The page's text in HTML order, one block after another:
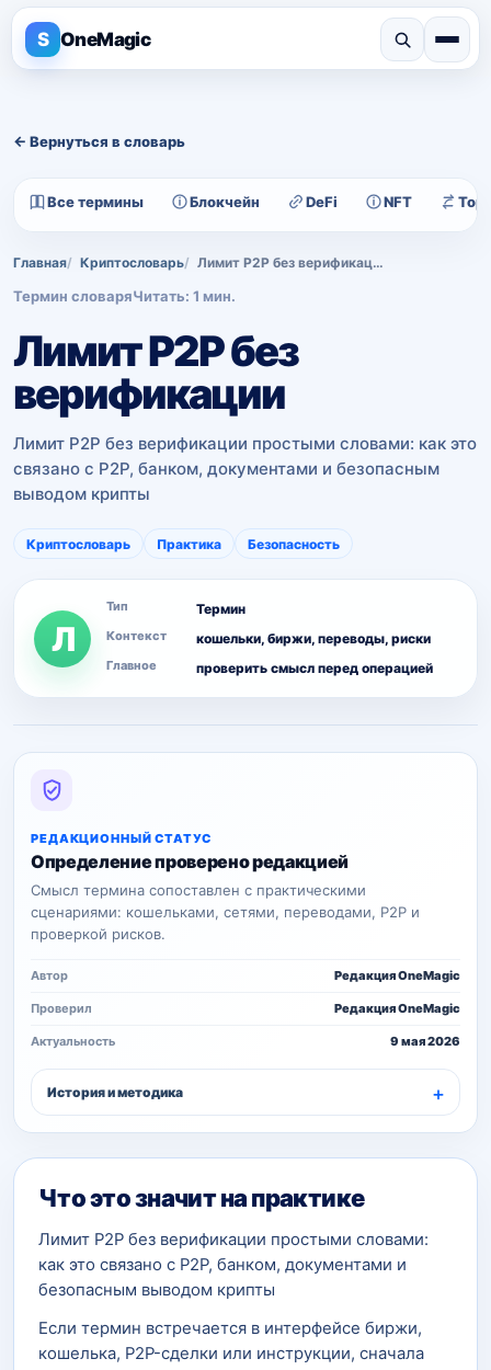
S OneMagic
← Вернуться в словарь
Все термины Блокчейн DeFi NFT
Главная Криптословарь Лимит P2P без верификации
Термин словаряЧитать: 1 мин.
Лимит P2P без
верификации
Лимит P2P без верификации простыми словами: как это
связано с P2P, банком, документами и безопасным
выводом крипты
Криптословарь Практика Безопасность
Л
Тип Термин
Контекст кошельки, биржи, переводы, риски
Главное проверить смысл перед операцией
РЕДАКЦИОННЫЙ СТАТУС
Определение проверено редакцией
Смысл термина сопоставлен с практическими
сценариями: кошельками, сетями, переводами, P2P и
проверкой рисков.
Автор Редакция OneMagic
Проверил Редакция OneMagic
Актуальность 9 мая 2026
История и методика
Что это значит на практике
Лимит P2P без верификации простыми словами:
как это связано с P2P, банком, документами и
безопасным выводом крипты
Если термин встречается в интерфейсе биржи,
кошелька, P2P-сделки или инструкции, сначала